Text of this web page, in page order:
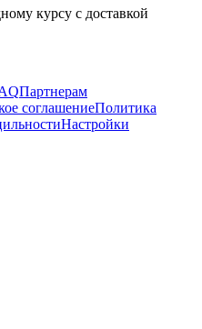
курсу с доставкой
Партнерам
соглашениеПолитика
Настройки